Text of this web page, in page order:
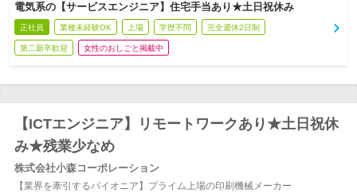
電気系の【サービスエンジニア】住宅手当あり★土日祝休み
正社員 業種未経験OK 上場 学歴不問 完全週休2日制
第二新卒歓迎 女性のおしごと掲載中
【ICTエンジニア】リモートワークあり★土日祝休
み★残業少なめ
株式会社小森コーポレーション
【業界を牽引するパイオニア】プライム上場の印刷機械メーカー